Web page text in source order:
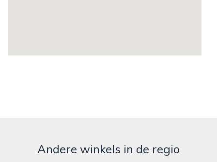
Andere winkels in de regio